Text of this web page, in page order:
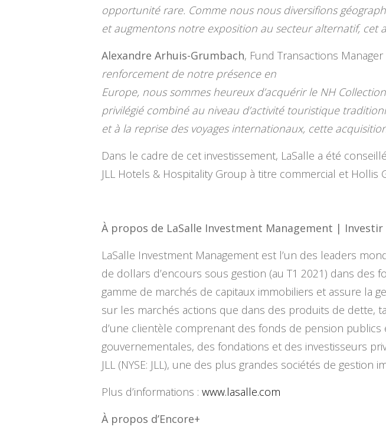
opportunité rare. Comme nous nous diversifions
et augmentons notre exposition au secteur alternatif,
Alexandre Arhuis-Grumbach, Fund Transactions
renforcement de notre présence en
Europe, nous sommes heureux d’acquérir le NH
privilégié combiné au niveau d’activité touristique
et à la reprise des voyages internationaux, cette
Dans le cadre de cet investissement, LaSalle a été
JLL Hotels & Hospitality Group à titre commercial et
À propos de LaSalle Investment Management | Investir
LaSalle Investment Management est l’un des leaders
de dollars d’encours sous gestion (au T1 2021) dans
gamme de marchés de capitaux immobiliers et assure la
sur les marchés actions que dans des produits de
d’une clientèle comprenant des fonds de pension publics
gouvernementales, des fondations et des investisseurs
JLL (NYSE: JLL), une des plus grandes sociétés de gestion
Plus d’informations :www.lasalle.com
À propos d’Encore+